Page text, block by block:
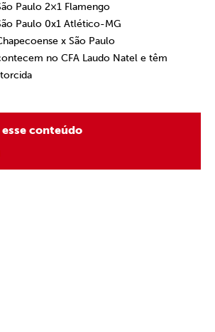
Paulo 2×1 Flamengo
Paulo 0x1 Atlético-MG
x São Paulo
no CFA Laudo Natel e têm
conteúdo